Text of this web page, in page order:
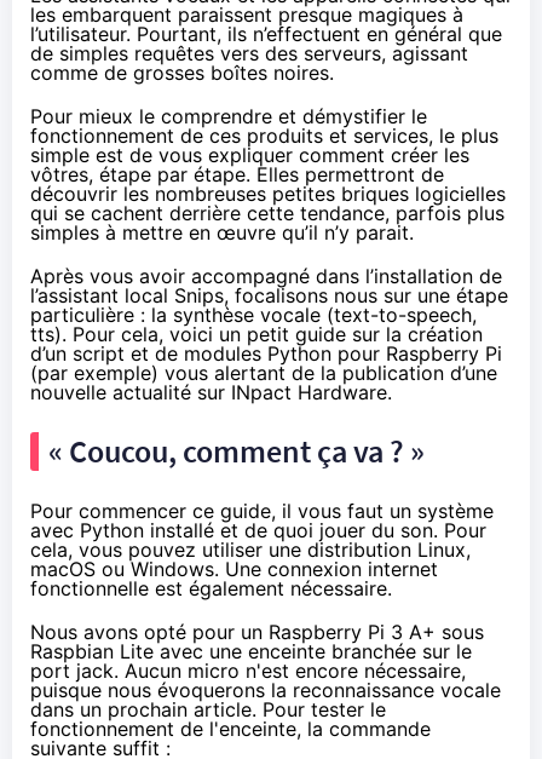
les embarquent paraissent presque magiques à
l’utilisateur. Pourtant, ils n’effectuent en général que
de simples requêtes vers des serveurs, agissant
comme de grosses boîtes noires.
Pour mieux le comprendre et démystifier le
fonctionnement de ces produits et services, le plus
simple est de vous expliquer comment créer les
vôtres, étape par étape. Elles permettront de
découvrir les nombreuses petites briques logicielles
qui se cachent derrière cette tendance, parfois plus
simples à mettre en œuvre qu’il n’y parait.
Après vous avoir accompagné dans l’installation de
l’assistant local Snips, focalisons nous sur une étape
particulière : la synthèse vocale (text-to-speech,
tts). Pour cela, voici un petit guide sur la création
d’un script et de modules Python pour Raspberry Pi
(par exemple) vous alertant de la publication d’une
nouvelle actualité sur INpact Hardware.
« Coucou, comment ça va ? »
Pour commencer ce guide, il vous faut un système
avec Python installé et de quoi jouer du son. Pour
cela, vous pouvez utiliser une distribution Linux,
macOS ou Windows. Une connexion internet
fonctionnelle est également nécessaire.
Nous avons opté pour un Raspberry Pi 3 A+ sous
Raspbian Lite avec une enceinte branchée sur le
port jack. Aucun micro n'est encore nécessaire,
puisque nous évoquerons la reconnaissance vocale
dans un prochain article. Pour tester le
fonctionnement de l'enceinte, la commande
suivante suffit :